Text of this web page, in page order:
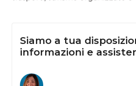
Siamo a tua
informazioni e